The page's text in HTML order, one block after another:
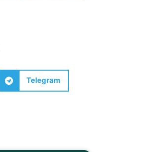
Telegram